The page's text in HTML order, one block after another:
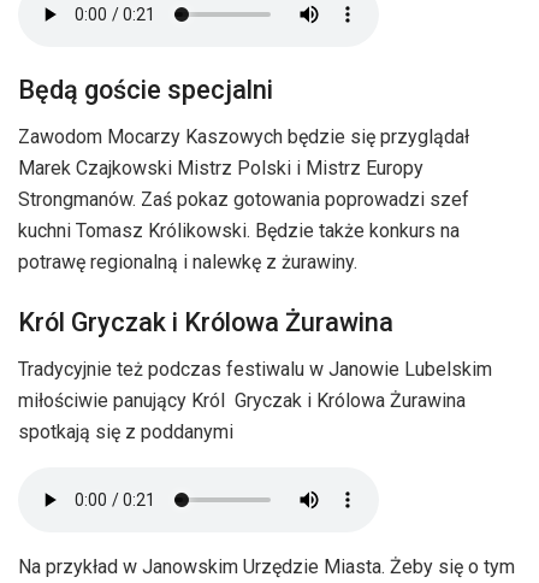
Będą goście specjalni
Zawodom Mocarzy Kaszowych będzie się przyglądał
Marek Czajkowski Mistrz Polski i Mistrz Europy
Strongmanów. Zaś pokaz gotowania poprowadzi szef
kuchni Tomasz Królikowski. Będzie także konkurs na
potrawę regionalną i nalewkę z żurawiny.
Król Gryczak i Królowa Żurawina
Tradycyjnie też podczas festiwalu w Janowie Lubelskim
miłościwie panujący Król Gryczak i Królowa Żurawina
spotkają się z poddanymi
Na przykład w Janowskim Urzędzie Miasta. Żeby się o tym